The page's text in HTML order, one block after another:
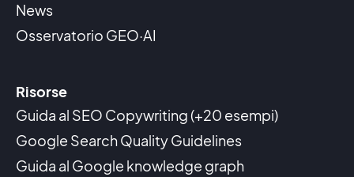
News
Osservatorio GEO·AI
Risorse
Guida al SEO Copywriting (+20 esempi)
Google Search Quality Guidelines
Guida al Google knowledge graph